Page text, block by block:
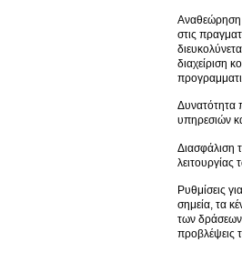
Αναθεώρηση
στις
διαχείριση
Δυνατότητα
υπηρεσιών
Διασφάλιση
Ρυθμίσεις
σημεία, τα
των δράσεων
προβλέψεις